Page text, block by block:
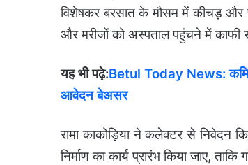
विशेषकर बरसात के मौसम में कीचड़ और
और मरीजों को अस्पताल पहुंचने में काफी
यह भी पढ़े:Betul Today News:
आवेदन बेअसर
रामा काकोड़िया ने कलेक्टर से निवेदन
निर्माण का कार्य प्रारंभ किया जाए,